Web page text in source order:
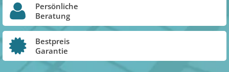
Persönliche
Beratung
Bestpreis
Garantie